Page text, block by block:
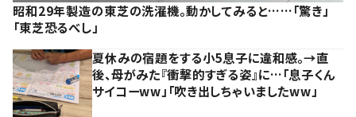
昭和29年製造の東芝の洗濯機。動かしてみると……「驚き」
「東芝恐るべし」
夏休みの宿題をする小5息子に違和感。→直
後、母がみた『衝撃的すぎる姿』に…「息子くん
サイコーww」「吹き出しちゃいましたww」